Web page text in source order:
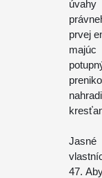
prvej
47.